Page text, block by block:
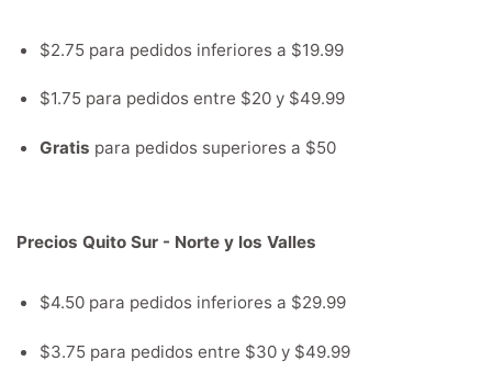
$2.75 para pedidos inferiores a $19.99
$1.75 para pedidos entre $20 y $49.99
Gratis para pedidos superiores a $50
Precios Quito Sur - Norte y los Valles
$4.50 para pedidos inferiores a $29.99
$3.75 para pedidos entre $30 y $49.99